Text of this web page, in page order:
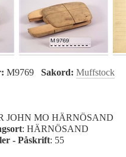
M9769 Sakord: Muffstock
JOHN MO HÄRNÖSAND
: HÄRNÖSAND
- Påskrift: 55